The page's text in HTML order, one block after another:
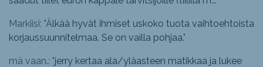
Markiisi: "Älkää hyvät ihmiset uskoko tuota vaihtoehtoista
korjaussuunnitelmaa. Se on vailla pohjaa."
mä vaan.: "jerry kertaa ala/yläasteen matikkaa ja lukee